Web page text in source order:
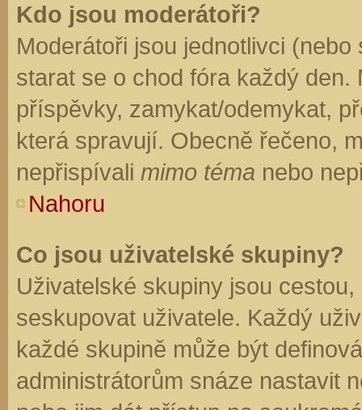
Kdo jsou moderátoři?
Moderátoři jsou jednotlivci
starat se o chod fóra každý
příspěvky, zamykat/odemykat,
která spravují. Obecně řečeno,
nepřispívali mimo téma nebo
Nahoru
Co jsou uživatelské skupiny?
Uživatelské skupiny jsou
seskupovat uživatele. Každý
každé skupině může být
administrátorům snáze nastavit